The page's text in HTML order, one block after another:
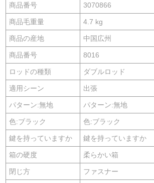
商品番号 3070866
商品毛重量 4.7 kg
商品の産地 中国広州
商品番号 8016
ロッドの種類 ダブルロッド
適用シーン 出張
パターン:無地 パターン:無地
色:ブラック 色:ブラック
鍵を持っていますか 鍵を持っていますか
箱の硬度 柔らかい箱
閉じ方 ファスナー